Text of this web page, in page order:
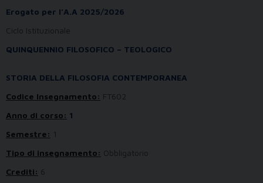
Erogato per l’A.A 2025/2026
Ciclo Istituzionale
QUINQUENNIO FILOSOFICO – TEOLOGICO
STORIA DELLA FILOSOFIA CONTEMPORANEA
Codice Insegnamento: FT602
Anno di corso: 1
Semestre: 1
Tipo di insegnamento: Obbligatorio
Crediti: 6